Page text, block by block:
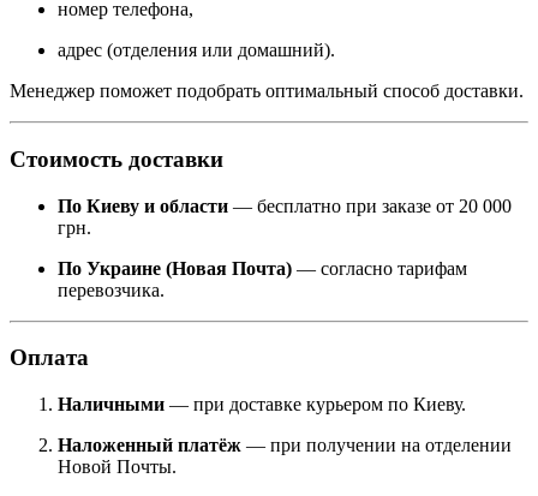
номер телефона,
адрес (отделения или домашний).
Менеджер поможет подобрать оптимальный способ доставки.
Стоимость доставки
По Киеву и области — бесплатно при заказе от 20 000
грн.
По Украине (Новая Почта) — согласно тарифам
перевозчика.
Оплата
Наличными — при доставке курьером по Киеву.
Наложенный платёж — при получении на отделении
Новой Почты.